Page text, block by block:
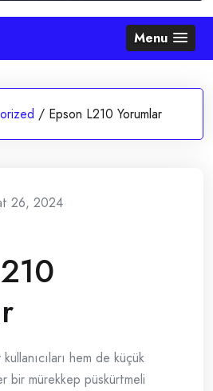
Menu
/ Epson L210 Yorumlar
26, 2024
hem de küçük
bir mürekkep püskürtmeli